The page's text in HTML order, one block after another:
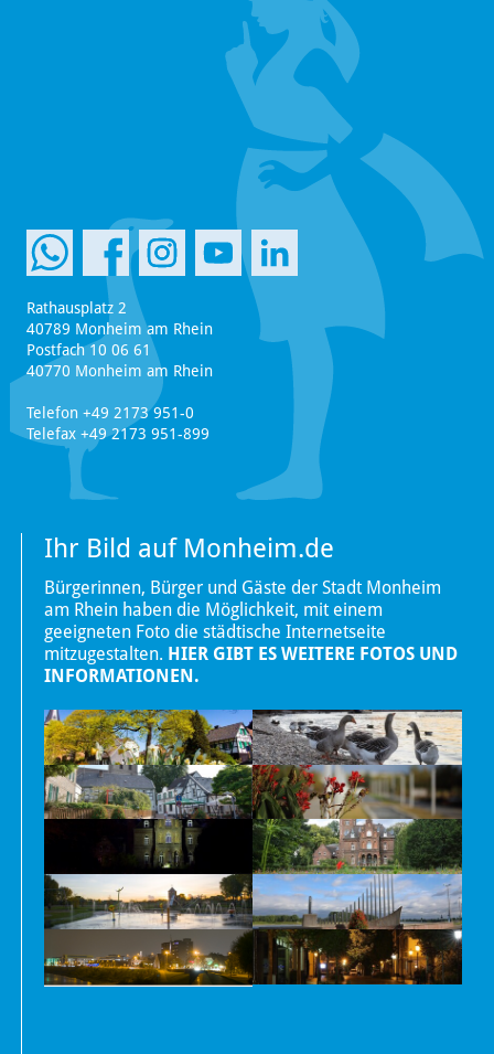
Rathausplatz 2
40789 Monheim am Rhein
Postfach 10 06 61
40770 Monheim am Rhein
Telefon +49 2173 951-0
Telefax +49 2173 951-899
Ihr Bild auf Monheim.de
Bürgerinnen, Bürger und Gäste der Stadt Monheim
am Rhein haben die Möglichkeit, mit einem
geeigneten Foto die städtische Internetseite
mitzugestalten. HIER GIBT ES WEITERE FOTOS UND
INFORMATIONEN.